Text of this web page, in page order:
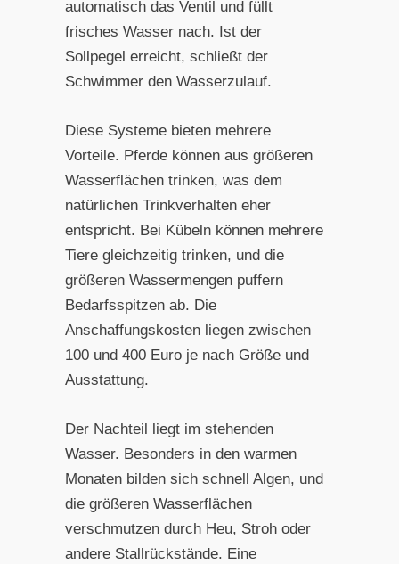
automatisch das Ventil und füllt
frisches Wasser nach. Ist der
Sollpegel erreicht, schließt der
Schwimmer den Wasserzulauf.
Diese Systeme bieten mehrere
Vorteile. Pferde können aus größeren
Wasserflächen trinken, was dem
natürlichen Trinkverhalten eher
entspricht. Bei Kübeln können mehrere
Tiere gleichzeitig trinken, und die
größeren Wassermengen puffern
Bedarfsspitzen ab. Die
Anschaffungskosten liegen zwischen
100 und 400 Euro je nach Größe und
Ausstattung.
Der Nachteil liegt im stehenden
Wasser. Besonders in den warmen
Monaten bilden sich schnell Algen, und
die größeren Wasserflächen
verschmutzen durch Heu, Stroh oder
andere Stallrückstände. Eine